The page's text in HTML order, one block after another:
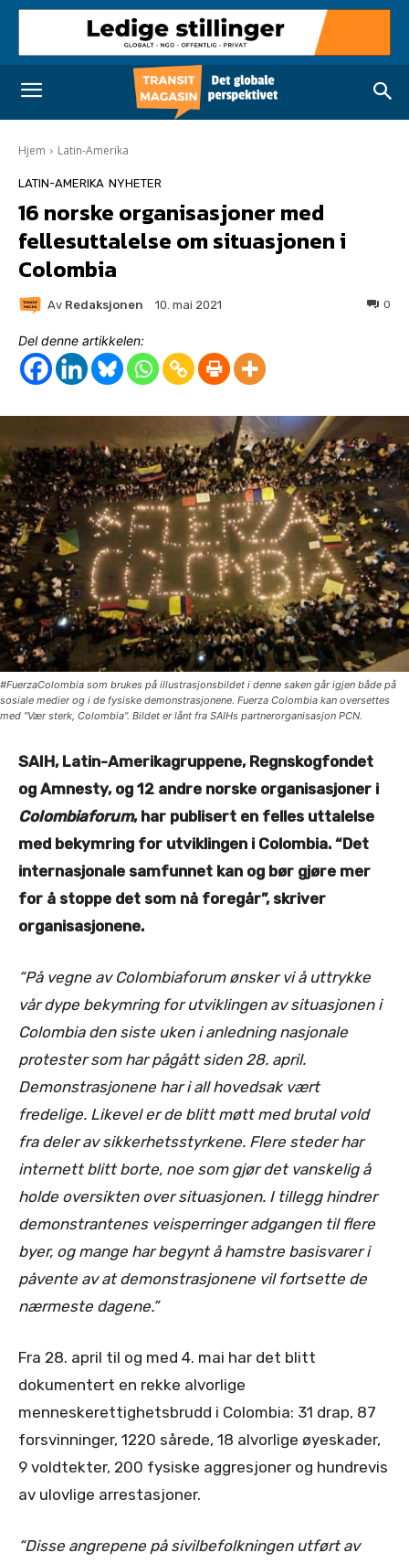
Hjem Latin-Amerika
LATIN-AMERIKA NYHETER
16 norske organisasjoner med
fellesuttalelse om situasjonen i
Colombia
Av Redaksjonen 10. mai 2021 0
Del denne artikkelen:
#FuerzaColombia som brukes på illustrasjonsbildet i denne saken går igjen både på
sosiale medier og i de fysiske demonstrasjonene. Fuerza Colombia kan oversettes
med "Vær sterk, Colombia". Bildet er lånt fra SAIHs partnerorganisasjon PCN.
SAIH, Latin-Amerikagruppene, Regnskogfondet
og Amnesty, og 12 andre norske organisasjoner i
Colombiaforum, har publisert en felles uttalelse
med bekymring for utviklingen i Colombia. “Det
internasjonale samfunnet kan og bør gjøre mer
for å stoppe det som nå foregår”, skriver
organisasjonene.
“På vegne av Colombiaforum ønsker vi å uttrykke
vår dype bekymring for utviklingen av situasjonen i
Colombia den siste uken i anledning nasjonale
protester som har pågått siden 28. april.
Demonstrasjonene har i all hovedsak vært
fredelige. Likevel er de blitt møtt med brutal vold
fra deler av sikkerhetsstyrkene. Flere steder har
internett blitt borte, noe som gjør det vanskelig å
holde oversikten over situasjonen. I tillegg hindrer
demonstrantenes veisperringer adgangen til flere
byer, og mange har begynt å hamstre basisvarer i
påvente av at demonstrasjonene vil fortsette de
nærmeste dagene.”
Fra 28. april til og med 4. mai har det blitt
dokumentert en rekke alvorlige
menneskerettighetsbrudd i Colombia: 31 drap, 87
forsvinninger, 1220 sårede, 18 alvorlige øyeskader,
9 voldtekter, 200 fysiske aggresjoner og hundrevis
av ulovlige arrestasjoner.
“Disse angrepene på sivilbefolkningen utført av